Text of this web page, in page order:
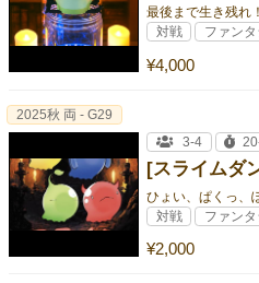
最後まで生き残れ
¥4,000
対戦 ファン
[スライムダ
¥2,000
2025秋 両 - G29
3-4
対戦 ファン